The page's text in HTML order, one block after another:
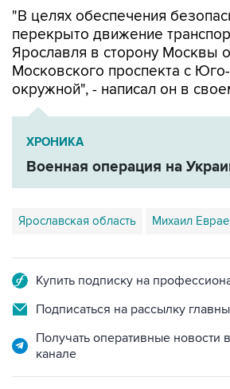
Ярославля в сторону Москвы
Московского проспекта с
окружной", - написал он в
ХРОНИКА
Военная операция на
Ярославская область Михаил
Подписаться на рассылку
Получать оперативные новости
канале